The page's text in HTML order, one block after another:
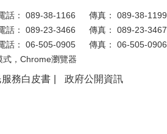
話： 089-38-1166
傳真： 089-38-1199
話： 089-23-3466
傳真： 089-23-3467
話： 06-505-0905
傳真： 06-505-0906
式，Chrome瀏覽器
務白皮書
政府公開資訊